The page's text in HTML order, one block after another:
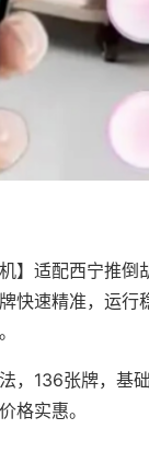
】适配西宁推
快速精准，运
，136张牌，基
格实惠。